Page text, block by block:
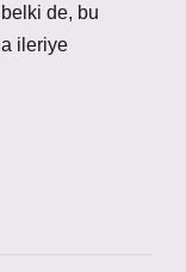
de, bu
ileriye